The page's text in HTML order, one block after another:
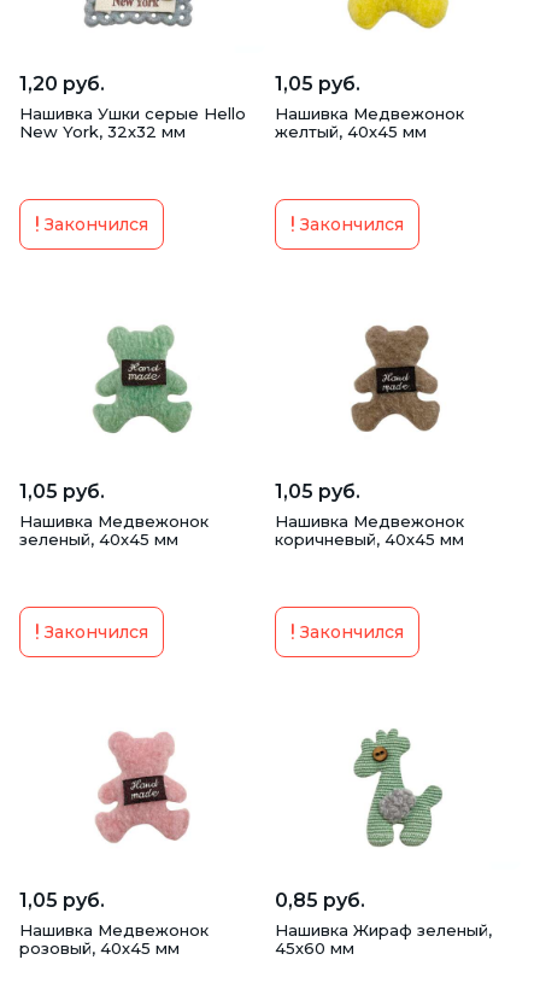
1,20 руб.
Нашивка Ушки серые Hello
New York, 32х32 мм
Закончился
1,05 руб.
Нашивка Медвежонок
желтый, 40х45 мм
Закончился
1,05 руб.
Нашивка Медвежонок
зеленый, 40х45 мм
Закончился
1,05 руб.
Нашивка Медвежонок
коричневый, 40х45 мм
Закончился
1,05 руб.
Нашивка Медвежонок
розовый, 40х45 мм
0,85 руб.
Нашивка Жираф зеленый,
45х60 мм